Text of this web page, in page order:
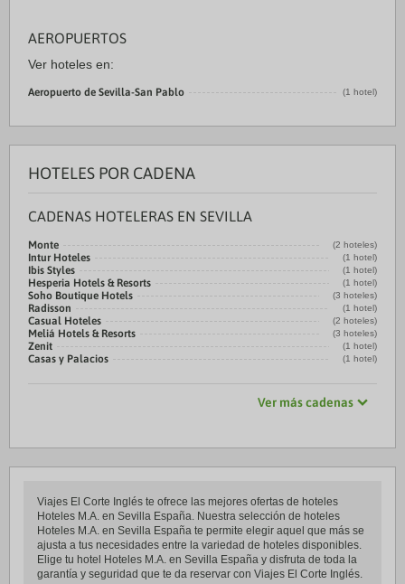
AEROPUERTOS
Ver hoteles en:
Aeropuerto de Sevilla-San Pablo (1 hotel)
HOTELES POR CADENA
CADENAS HOTELERAS EN SEVILLA
Monte (2 hoteles)
Intur Hoteles (1 hotel)
Ibis Styles (1 hotel)
Hesperia Hotels & Resorts (1 hotel)
Soho Boutique Hotels (3 hoteles)
Radisson (1 hotel)
Casual Hoteles (2 hoteles)
Meliá Hotels & Resorts (3 hoteles)
Zenit (1 hotel)
Casas y Palacios (1 hotel)
Ver más cadenas
Viajes El Corte Inglés te ofrece las mejores ofertas de hoteles
Hoteles M.A. en Sevilla España. Nuestra selección de hoteles
Hoteles M.A. en Sevilla España te permite elegir aquel que más se
ajusta a tus necesidades entre la variedad de hoteles disponibles.
Elige tu hotel Hoteles M.A. en Sevilla España y disfruta de toda la
garantía y seguridad que te da reservar con Viajes El Corte Inglés.